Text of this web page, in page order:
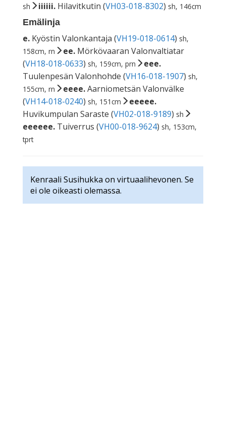
sh iiiiii. Hilavitkutin (VH03-018-8302) sh, 146cm
Emälinja
e. Kyöstin Valonkantaja (VH19-018-0614) sh,
158cm, rn
ee. Mörkövaaran Valonvaltiatar
(VH18-018-0633) sh, 159cm, prn
eee.
Tuulenpesän Valonhohde (VH16-018-1907) sh,
155cm, rn
eeee.Aarniometsän Valonvälke
(VH14-018-0240) sh, 151cm
eeeee.
Huvikumpulan Saraste (VH02-018-9189) sh
eeeeee. Tuiverrus (VH00-018-9624) sh, 153cm,
tprt
Kenraali Susihukka on virtuaalihevonen. Se
ei ole oikeasti olemassa.